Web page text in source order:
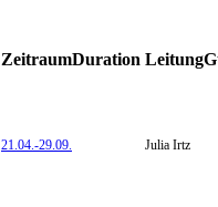
ZeitraumDuration Leitung
21.04.-29.09. Julia Irtz